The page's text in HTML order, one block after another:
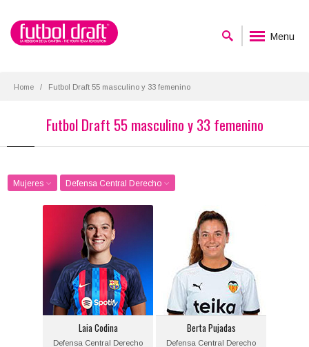
Menu
Home Futbol Draft 55 masculino y 33 femenino
Futbol Draft 55 masculino y 33 femenino
Mujeres Defensa Central Derecho
Laia Codina
Defensa Central Derecho
Laia Codina
Posición:
Defensa Central Derecho
Fecha de nacimiento:
2000-01-22
Berta Pujadas
Defensa Central Derecho
Berta Pujadas
Posición:
Defensa Central Derecho
Fecha de nacimiento:
2000-04-09
Valencia C.F.